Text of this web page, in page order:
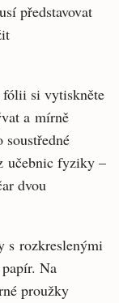
představovat
fólii si vytiskněte
a mírně
učebnic fyziky –
dvou
s rozkreslenými
Na
proužky